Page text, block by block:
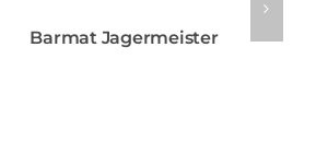
Barmat Jagermeister